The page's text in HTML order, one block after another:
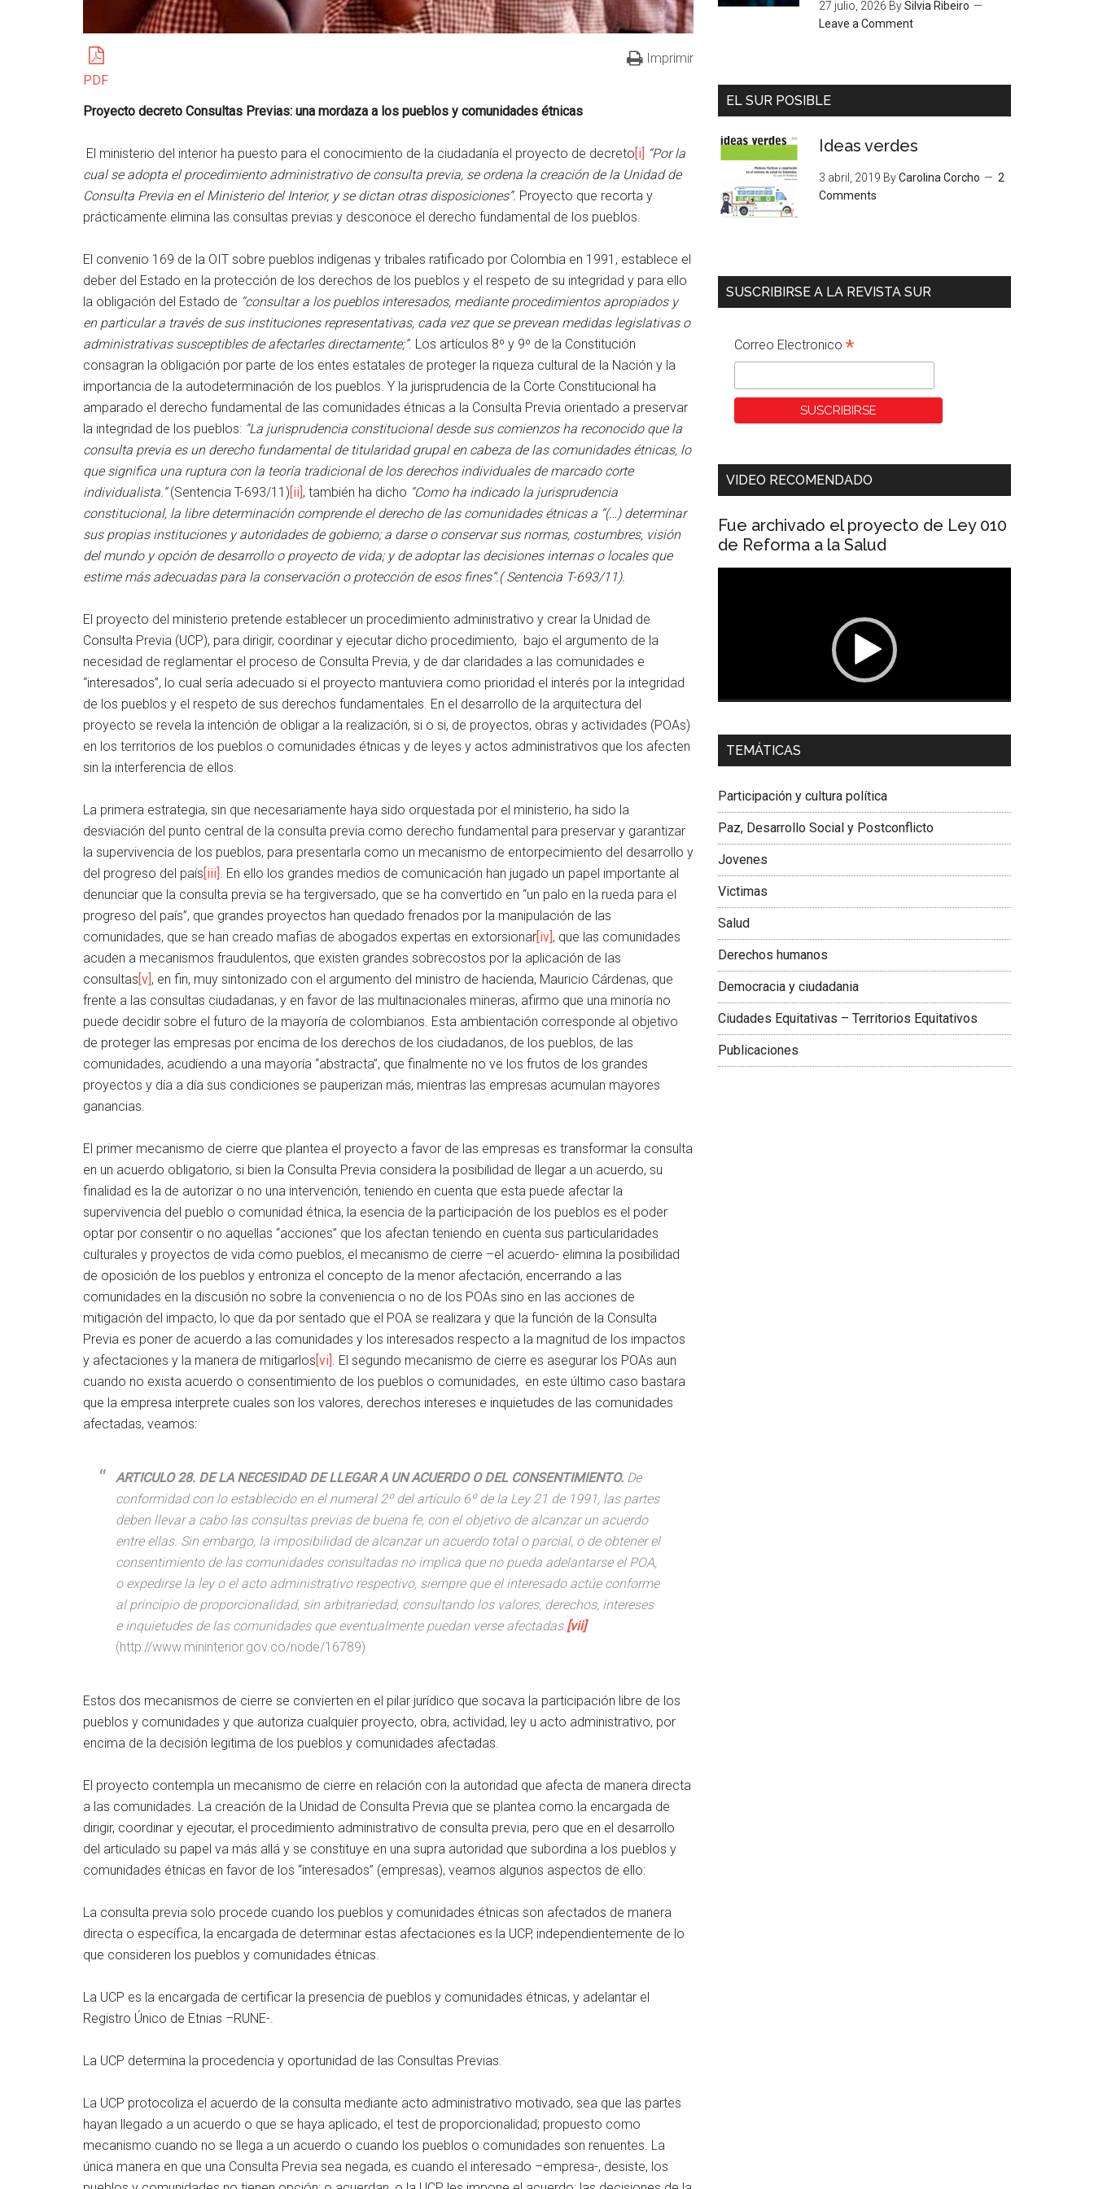
PDF
Imprimir
Proyecto decreto Consultas Previas: una mordaza a los pueblos y comunidades étnicas
El ministerio del interior ha puesto para el conocimiento de la ciudadanía el proyecto de decreto[i] “Por la
cual se adopta el procedimiento administrativo de consulta previa, se ordena la creación de la Unidad de
Consulta Previa en el Ministerio del Interior, y se dictan otras disposiciones”. Proyecto que recorta y
prácticamente elimina las consultas previas y desconoce el derecho fundamental de los pueblos.
El convenio 169 de la OIT sobre pueblos indígenas y tribales ratificado por Colombia en 1991, establece el
deber del Estado en la protección de los derechos de los pueblos y el respeto de su integridad y para ello
la obligación del Estado de “consultar a los pueblos interesados, mediante procedimientos apropiados y
en particular a través de sus instituciones representativas, cada vez que se prevean medidas legislativas o
administrativas susceptibles de afectarles directamente;”. Los artículos 8º y 9º de la Constitución
consagran la obligación por parte de los entes estatales de proteger la riqueza cultural de la Nación y la
importancia de la autodeterminación de los pueblos. Y la jurisprudencia de la Corte Constitucional ha
amparado el derecho fundamental de las comunidades étnicas a la Consulta Previa orientado a preservar
la integridad de los pueblos: “La jurisprudencia constitucional desde sus comienzos ha reconocido que la
consulta previa es un derecho fundamental de titularidad grupal en cabeza de las comunidades étnicas, lo
que significa una ruptura con la teoría tradicional de los derechos individuales de marcado corte
individualista.”(Sentencia T-693/11)[ii], también ha dicho “Como ha indicado la jurisprudencia
constitucional, la libre determinación comprende el derecho de las comunidades étnicas a “(…) determinar
sus propias instituciones y autoridades de gobierno; a darse o conservar sus normas, costumbres, visión
del mundo y opción de desarrollo o proyecto de vida; y de adoptar las decisiones internas o locales que
estime más adecuadas para la conservación o protección de esos fines”.( Sentencia T-693/11).
El proyecto del ministerio pretende establecer un procedimiento administrativo y crear la Unidad de
Consulta Previa (UCP), para dirigir, coordinar y ejecutar dicho procedimiento, bajo el argumento de la
necesidad de reglamentar el proceso de Consulta Previa, y de dar claridades a las comunidades e
“interesados”, lo cual sería adecuado si el proyecto mantuviera como prioridad el interés por la integridad
de los pueblos y el respeto de sus derechos fundamentales. En el desarrollo de la arquitectura del
proyecto se revela la intención de obligar a la realización, si o si, de proyectos, obras y actividades (POAs)
en los territorios de los pueblos o comunidades étnicas y de leyes y actos administrativos que los afecten
sin la interferencia de ellos.
La primera estrategia, sin que necesariamente haya sido orquestada por el ministerio, ha sido la
desviación del punto central de la consulta previa como derecho fundamental para preservar y garantizar
la supervivencia de los pueblos, para presentarla como un mecanismo de entorpecimiento del desarrollo y
del progreso del país[iii]. En ello los grandes medios de comunicación han jugado un papel importante al
denunciar que la consulta previa se ha tergiversado, que se ha convertido en “un palo en la rueda para el
progreso del país”, que grandes proyectos han quedado frenados por la manipulación de las
comunidades, que se han creado mafias de abogados expertas en extorsionar[iv], que las comunidades
acuden a mecanismos fraudulentos, que existen grandes sobrecostos por la aplicación de las
consultas[v], en fin, muy sintonizado con el argumento del ministro de hacienda, Mauricio Cárdenas, que
frente a las consultas ciudadanas, y en favor de las multinacionales mineras, afirmo que una minoría no
puede decidir sobre el futuro de la mayoría de colombianos. Esta ambientación corresponde al objetivo
de proteger las empresas por encima de los derechos de los ciudadanos, de los pueblos, de las
comunidades, acudiendo a una mayoría “abstracta”, que finalmente no ve los frutos de los grandes
proyectos y día a día sus condiciones se pauperizan más, mientras las empresas acumulan mayores
ganancias.
El primer mecanismo de cierre que plantea el proyecto a favor de las empresas es transformar la consulta
en un acuerdo obligatorio, si bien la Consulta Previa considera la posibilidad de llegar a un acuerdo, su
finalidad es la de autorizar o no una intervención, teniendo en cuenta que esta puede afectar la
supervivencia del pueblo o comunidad étnica, la esencia de la participación de los pueblos es el poder
optar por consentir o no aquellas “acciones” que los afectan teniendo en cuenta sus particularidades
culturales y proyectos de vida como pueblos, el mecanismo de cierre –el acuerdo- elimina la posibilidad
de oposición de los pueblos y entroniza el concepto de la menor afectación, encerrando a las
comunidades en la discusión no sobre la conveniencia o no de los POAs sino en las acciones de
mitigación del impacto, lo que da por sentado que el POA se realizara y que la función de la Consulta
Previa es poner de acuerdo a las comunidades y los interesados respecto a la magnitud de los impactos
y afectaciones y la manera de mitigarlos[vi]. El segundo mecanismo de cierre es asegurar los POAs aun
cuando no exista acuerdo o consentimiento de los pueblos o comunidades, en este último caso bastara
que la empresa interprete cuales son los valores, derechos intereses e inquietudes de las comunidades
afectadas, veamos:
ARTICULO 28. DE LA NECESIDAD DE LLEGAR A UN ACUERDO O DEL CONSENTIMIENTO. De
conformidad con lo establecido en el numeral 2º del artículo 6º de la Ley 21 de 1991, las partes
deben llevar a cabo las consultas previas de buena fe, con el objetivo de alcanzar un acuerdo
entre ellas. Sin embargo, la imposibilidad de alcanzar un acuerdo total o parcial, o de obtener el
consentimiento de las comunidades consultadas no implica que no pueda adelantarse el POA,
o expedirse la ley o el acto administrativo respectivo, siempre que el interesado actúe conforme
al principio de proporcionalidad, sin arbitrariedad, consultando los valores, derechos, intereses
e inquietudes de las comunidades que eventualmente puedan verse afectadas.[vii]
(http://www.mininterior.gov.co/node/16789)
Estos dos mecanismos de cierre se convierten en el pilar jurídico que socava la participación libre de los
pueblos y comunidades y que autoriza cualquier proyecto, obra, actividad, ley u acto administrativo, por
encima de la decisión legitima de los pueblos y comunidades afectadas.
El proyecto contempla un mecanismo de cierre en relación con la autoridad que afecta de manera directa
a las comunidades. La creación de la Unidad de Consulta Previa que se plantea como la encargada de
dirigir, coordinar y ejecutar, el procedimiento administrativo de consulta previa, pero que en el desarrollo
del articulado su papel va más allá y se constituye en una supra autoridad que subordina a los pueblos y
comunidades étnicas en favor de los “interesados” (empresas), veamos algunos aspectos de ello:
La consulta previa solo procede cuando los pueblos y comunidades étnicas son afectados de manera
directa o específica, la encargada de determinar estas afectaciones es la UCP, independientemente de lo
que consideren los pueblos y comunidades étnicas.
La UCP es la encargada de certificar la presencia de pueblos y comunidades étnicas, y adelantar el
Registro Único de Etnias –RUNE-.
La UCP determina la procedencia y oportunidad de las Consultas Previas.
La UCP protocoliza el acuerdo de la consulta mediante acto administrativo motivado, sea que las partes
hayan llegado a un acuerdo o que se haya aplicado, el test de proporcionalidad; propuesto como
mecanismo cuando no se llega a un acuerdo o cuando los pueblos o comunidades son renuentes. La
única manera en que una Consulta Previa sea negada, es cuando el interesado –empresa-, desiste, los
27 julio, 2026 BySilvia Ribeiro
Leave a Comment
EL SUR POSIBLE
Ideas verdes
3 abril, 2019 ByCarolina Corcho
2
Comments
SUSCRIBIRSE A LA REVISTA SUR
Correo Electronico *
VIDEO RECOMENDADO
Fue archivado el proyecto de Ley 010
de Reforma a la Salud
Dra. Carolina Corcho Mejía,
Latinoamericana Sur, Vicepresidenta Federación
TEMÁTICAS
Participación y cultura política
Paz, Desarrollo Social y Postconflicto
Jovenes
Victimas
Salud
Derechos humanos
Democracia y ciudadania
Ciudades Equitativas – Territorios Equitativos
Publicaciones